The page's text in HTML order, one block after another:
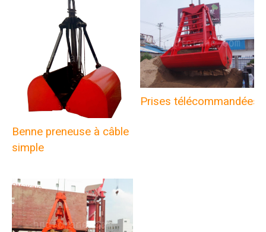
Benne preneuse à câble
simple
Prises télécommandées